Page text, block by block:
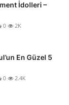
İdolleri –
0 2K
En Güzel 5
0 2.4K